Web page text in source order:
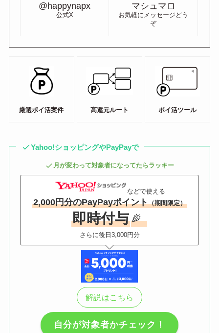
@happynapx
公式X
マシュマロ
お気軽にメッセージどう
ぞ
厳選ポイ活案件 高還元ルート ポイ活ツール
Yahoo!ショッピングやPayPayで
月が変わって対象者になってたらラッキー
などで使える
2,000円分のPayPayポイント（期間限定）
即時付与
さらに後日3,000円分
解説はこちら
自分が対象者かチェック！